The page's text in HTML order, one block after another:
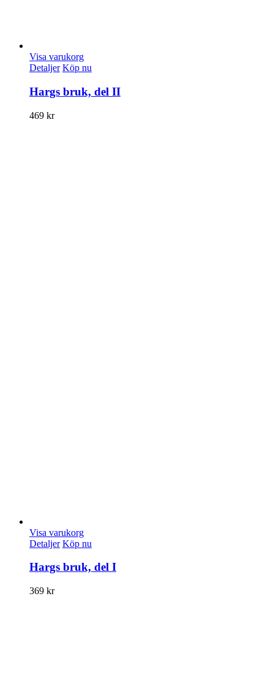
Visa varukorg
Detaljer Köp nu
Hargs bruk, del II
469 kr
Visa varukorg
Detaljer Köp nu
Hargs bruk, del I
369 kr